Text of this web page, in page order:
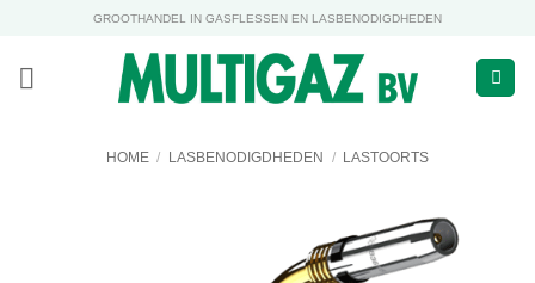
inhoud
GROOTHANDEL IN GASFLESSEN EN LASBENODIGDHEDEN
HOME / LASBENODIGDHEDEN / LASTOORTS